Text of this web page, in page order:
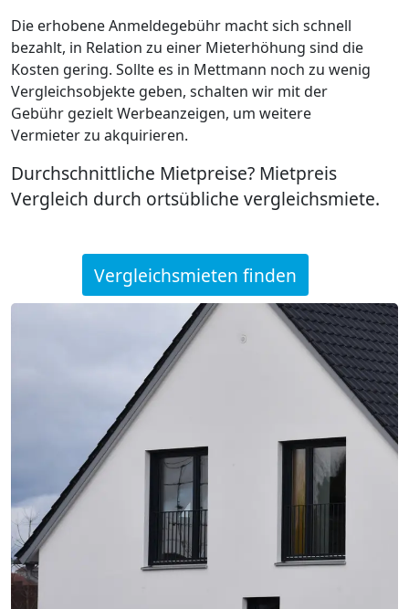
Die erhobene Anmeldegebühr macht sich schnell
bezahlt, in Relation zu einer Mieterhöhung sind die
Kosten gering. Sollte es in Mettmann noch zu wenig
Vergleichsobjekte geben, schalten wir mit der
Gebühr gezielt Werbeanzeigen, um weitere
Vermieter zu akquirieren.
Durchschnittliche Mietpreise? Mietpreis
Vergleich durch ortsübliche vergleichsmiete.
Vergleichsmieten finden